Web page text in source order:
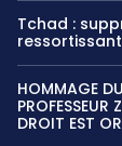
Tchad :
HOMMAGE
PROFESSEUR
DROIT EST